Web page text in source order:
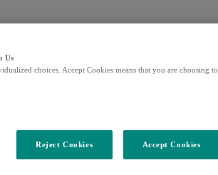
Us
choices. Accept Cookies means that you are choosing to
Reject Cookies Accept Cookies